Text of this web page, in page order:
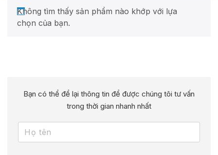
Không tìm thấy sản phẩm nào khớp với lựa
chọn của bạn.
Bạn có thể để lại thông tin để được chúng tôi tư vấn
trong thời gian nhanh nhất